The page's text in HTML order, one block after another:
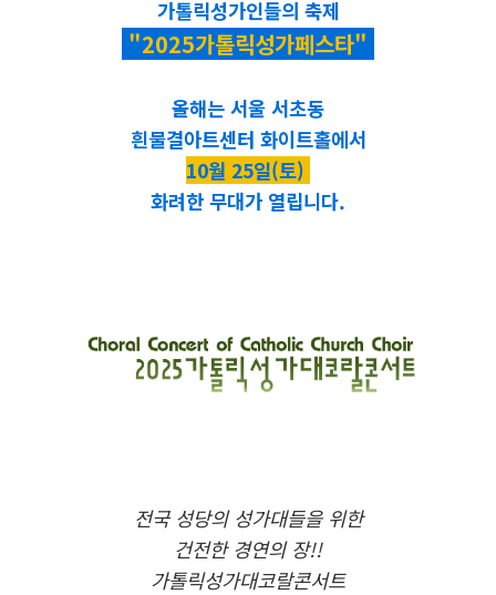
가톨릭성가인들의 축제
"2025가톨릭성가페스타"
올해는 서울 서초동
흰물결아트센터 화이트홀에서
10월 25일(토)
화려한 무대가 열립니다.
전국 성당의 성가대들을 위한
건전한 경연의 장!!
가톨릭성가대코랄콘서트